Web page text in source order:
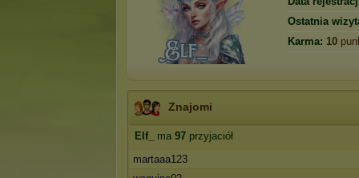
Ostatnia
Karma: 10
Znajomi
Elf_ ma 97 przyjaciół
martaaa123